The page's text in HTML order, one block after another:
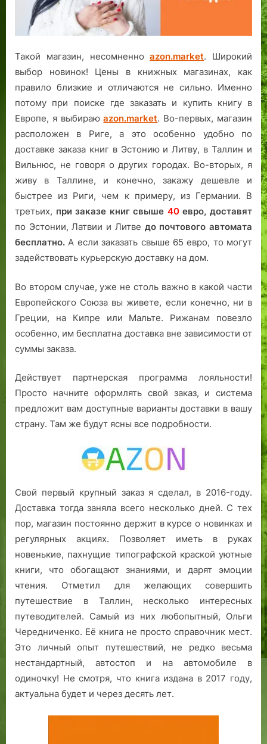
Такой магазин, несомненноazon.market. Широкий
выбор новинок! Цены в книжных магазинах, как
правило близкие и отличаются не сильно. Именно
потому при поиске где заказать и купить книгу в
Европе, я выбираюazon.market. Во-первых, магазин
расположен в Риге, а это особенно удобно по
доставке заказа книг в Эстонию и Литву, в Таллин и
Вильнюс, не говоря о других городах. Во-вторых, я
живу в Таллине, и конечно, закажу дешевле и
быстрее из Риги, чем к примеру, из Германии. В
третьих, при заказе книг свыше 40евро, доставят
по Эстонии, Латвии и Литве до почтового автомата
бесплатно. А если заказать свыше 65 евро, то могут
задействовать курьерскую доставку на дом.
Во втором случае, уже не столь важно в какой части
Европейского Союза вы живете, если конечно, ни в
Греции, на Кипре или Мальте. Рижанам повезло
особенно, им бесплатна доставка вне зависимости от
суммы заказа.
Действует партнерская программа лояльности!
Просто начните оформлять свой заказ, и система
предложит вам доступные варианты доставки в вашу
страну. Там же будут ясны все подробности.
Свой первый крупный заказ я сделал, в 2016-году.
Доставка тогда заняла всего несколько дней. С тех
пор, магазин постоянно держит в курсе о новинках и
регулярных акциях. Позволяет иметь в руках
новенькие, пахнущие типографской краской уютные
книги, что обогащают знаниями, и дарят эмоции
чтения. Отметил для желающих совершить
путешествие в Таллин, несколько интересных
путеводителей. Самый из них любопытный, Ольги
Чередниченко. Её книга не просто справочник мест.
Это личный опыт путешествий, не редко весьма
нестандартный, автостоп и на автомобиле в
одиночку! Не смотря, что книга издана в 2017 году,
актуальна будет и через десять лет.